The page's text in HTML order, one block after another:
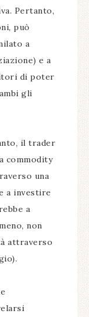
Pertanto,
può
a
e a
di poter
gli
il trader
commodity
una
a investire
a
non
attraverso